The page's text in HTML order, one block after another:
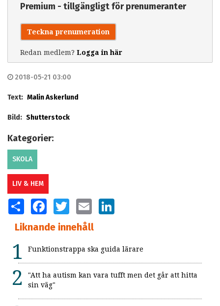
Premium - tillgängligt för prenumeranter
Teckna prenumeration
Redan medlem? Logga in här
2018-05-21 03:00
Text: Malin Askerlund
Bild: Shutterstock
Kategorier:
SKOLA
LIV & HEM
SHARE FACEBOOKTWITTER EMAIL
Liknande innehåll
Funktionstrappa ska guida lärare
"Att ha autism kan vara tufft men det går att hitta
sin väg"